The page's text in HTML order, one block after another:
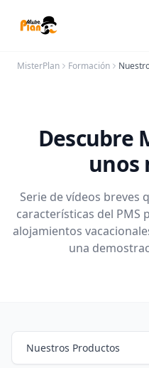
MisterPlan Formación
Descubre
unos
Serie de vídeos breves
características del PMS
alojamientos
una